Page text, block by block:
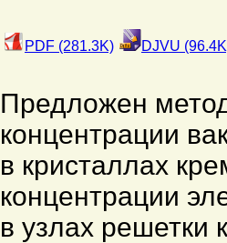
PDF (281.3K) DJVU
Предложен
концентрации
в кристаллах
концентрации
в узлах решетки